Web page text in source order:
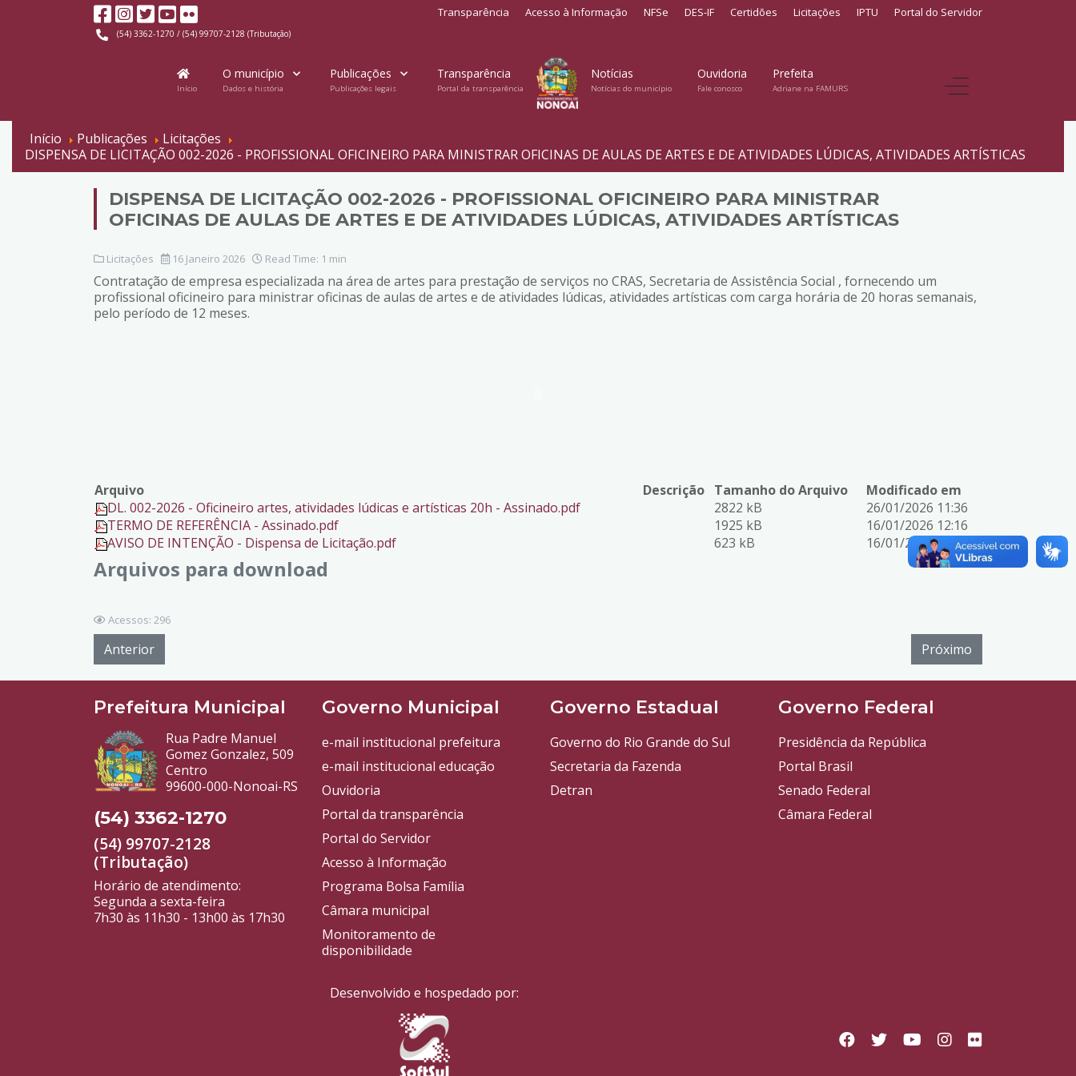
(54) 3362-1270 / (54) 99707-2128 (Tributação)
Transparência Acesso à Informação NFSe DES-IF Certidões Licitações IPTU Portal do Servidor
Início
O município
Dados e história
Publicações
Publicações legais
Transparência
Portal da transparência
Notícias
Notícias do município
Ouvidoria
Fale conosco
Prefeita
Adriane na FAMURS
Início Publicações
Licitações
DISPENSA DE LICITAÇÃO 002-2026 - PROFISSIONAL OFICINEIRO PARA MINISTRAR OFICINAS DE AULAS DE ARTES E DE ATIVIDADES LÚDICAS, ATIVIDADES ARTÍSTICAS
DISPENSA DE LICITAÇÃO 002-2026 - PROFISSIONAL OFICINEIRO PARA MINISTRAR
OFICINAS DE AULAS DE ARTES E DE ATIVIDADES LÚDICAS, ATIVIDADES ARTÍSTICAS
Licitações 16 Janeiro 2026 Read Time: 1 min
Contratação de empresa especializada na área de artes para prestação de serviços no CRAS, Secretaria de Assistência Social , fornecendo um
profissional oficineiro para ministrar oficinas de aulas de artes e de atividades lúdicas, atividades artísticas com carga horária de 20 horas semanais,
pelo período de 12 meses.
Arquivos para download
Arquivo Descrição Tamanho do Arquivo
Modificado em
DL. 002-2026 - Oficineiro artes, atividades lúdicas e artísticas 20h - Assinado.pdf
2822 kB
26/01/2026 11:36
TERMO DE REFERÊNCIA - Assinado.pdf
1925 kB
16/01/2026 12:16
AVISO DE INTENÇÃO - Dispensa de Licitação.pdf
623 kB 16/01/2026 12:15
Acessos: 296
Anterior Próximo
Prefeitura Municipal
Rua Padre Manuel
Gomez Gonzalez, 509
Centro
99600-000-Nonoai-RS
(54) 3362-1270
(54) 99707-2128
(Tributação)
Horário de atendimento:
Segunda a sexta-feira
7h30 às 11h30 - 13h00 às 17h30
Governo Municipal
e-mail institucional prefeitura
e-mail institucional educação
Ouvidoria
Portal da transparência
Portal do Servidor
Acesso à Informação
Programa Bolsa Família
Câmara municipal
Monitoramento de
disponibilidade
Governo Estadual
Governo do Rio Grande do Sul
Secretaria da Fazenda
Detran
Governo Federal
Presidência da República
Portal Brasil
Senado Federal
Câmara Federal
Desenvolvido e hospedado por: